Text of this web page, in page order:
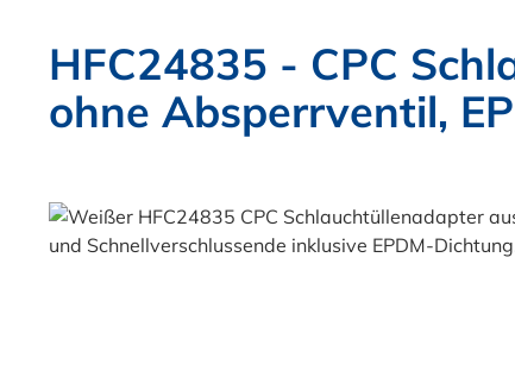
HFC24835 - CPC
ohne Absperrventil,
Bildergalerie überspringen